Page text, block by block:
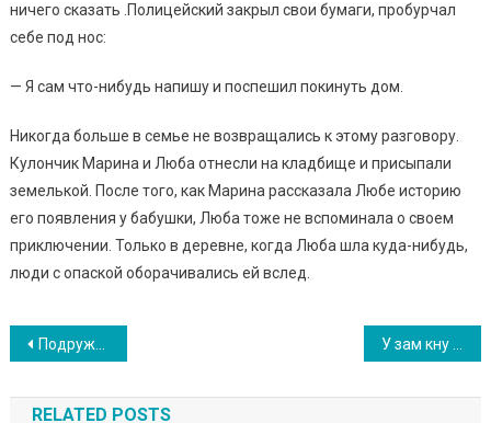
ничего сказать .Полицейский закрыл свои бумаги, пробурчал
себе под нос:
— Я сам что-нибудь напишу и поспешил покинуть дом.
Никогда больше в семье не возвращались к этому разговору.
Кулончик Марина и Люба отнесли на кладбище и присыпали
земелькой. После того, как Марина рассказала Любе историю
его появления у бабушки, Люба тоже не вспоминала о своем
приключении. Только в деревне, когда Люба шла куда-нибудь,
люди с опаской оборачивались ей вслед.
Навигация
по
Подружжя у дочер или дівчинку, а через п’ять років дізналися, що вона їх рідна
RELATED POSTS